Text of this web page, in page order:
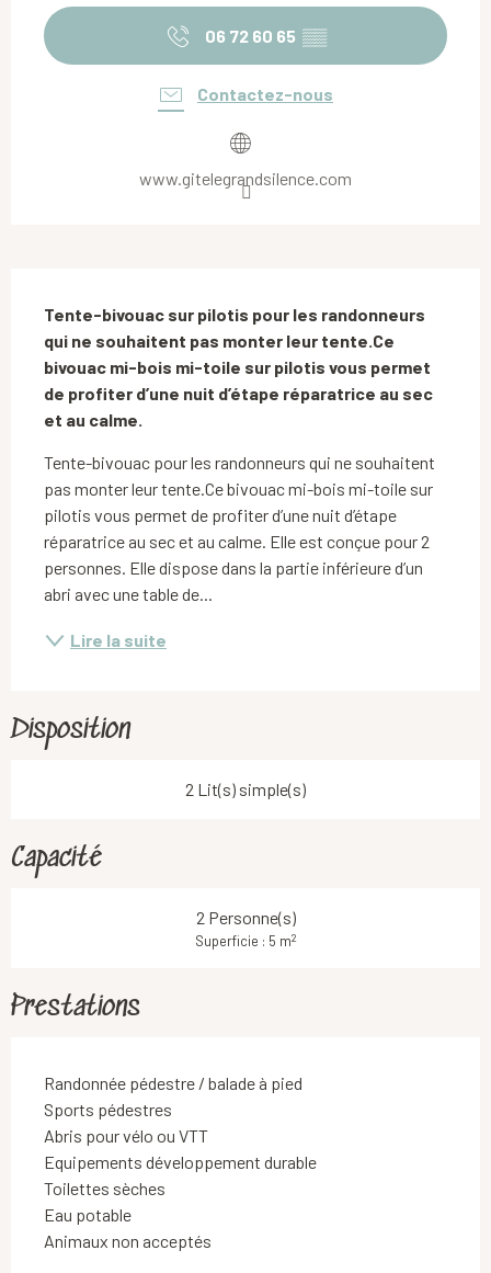
06 72 60 65 ▒▒
Contactez-nous
www.gitelegrandsilence.com
Tente-bivouac sur pilotis pour les randonneurs
qui ne souhaitent pas monter leur tente.Ce
bivouac mi-bois mi-toile sur pilotis vous permet
de profiter d’une nuit d’étape réparatrice au sec
et au calme.
Tente-bivouac pour les randonneurs qui ne souhaitent
pas monter leur tente.Ce bivouac mi-bois mi-toile sur
pilotis vous permet de profiter d’une nuit d’étape
réparatrice au sec et au calme. Elle est conçue pour 2
personnes. Elle dispose dans la partie inférieure d’un
abri avec une table de...
Lire la suite
Disposition
2 Lit(s) simple(s)
Capacité
2 Personne(s)
Superficie : 5 m2
Prestations
Randonnée pédestre / balade à pied
Sports pédestres
Abris pour vélo ou VTT
Equipements développement durable
Toilettes sèches
Eau potable
Animaux non acceptés